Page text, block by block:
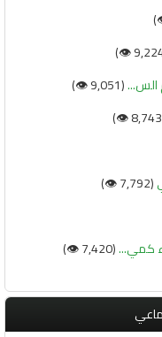
الس...(9,051 👁️)
(7,792 👁️)
كمي...(7,420 👁️)